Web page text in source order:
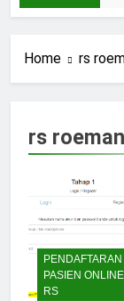
Home rs
rs
PENDAFTARAN
PASIEN ONLINE
RS